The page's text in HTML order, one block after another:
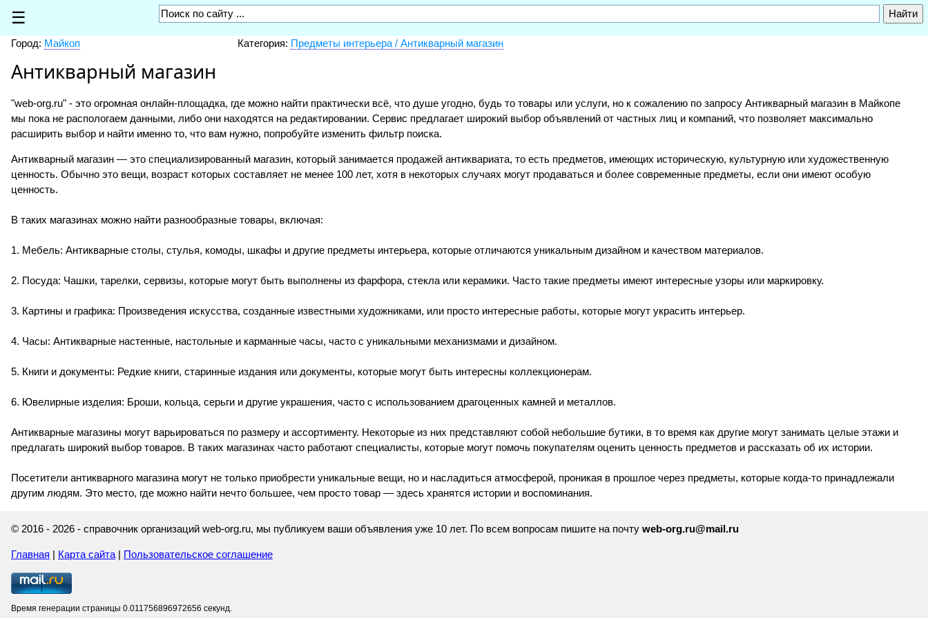
☰
Город: Майкоп Категория: Предметы интерьера / Антикварный магазин
Антикварный магазин
"web-org.ru" - это огромная онлайн-площадка, где можно найти практически всё, что душе угодно, будь то товары или услуги, но к сожалению по запросу Антикварный магазин в Майкопе
мы пока не распологаем данными, либо они находятся на редактировании. Сервис предлагает широкий выбор объявлений от частных лиц и компаний, что позволяет максимально
расширить выбор и найти именно то, что вам нужно, попробуйте изменить фильтр поиска.
Антикварный магазин — это специализированный магазин, который занимается продажей антиквариата, то есть предметов, имеющих историческую, культурную или художественную
ценность. Обычно это вещи, возраст которых составляет не менее 100 лет, хотя в некоторых случаях могут продаваться и более современные предметы, если они имеют особую
ценность.
В таких магазинах можно найти разнообразные товары, включая:
1. Мебель: Антикварные столы, стулья, комоды, шкафы и другие предметы интерьера, которые отличаются уникальным дизайном и качеством материалов.
2. Посуда: Чашки, тарелки, сервизы, которые могут быть выполнены из фарфора, стекла или керамики. Часто такие предметы имеют интересные узоры или маркировку.
3. Картины и графика: Произведения искусства, созданные известными художниками, или просто интересные работы, которые могут украсить интерьер.
4. Часы: Антикварные настенные, настольные и карманные часы, часто с уникальными механизмами и дизайном.
5. Книги и документы: Редкие книги, старинные издания или документы, которые могут быть интересны коллекционерам.
6. Ювелирные изделия: Броши, кольца, серьги и другие украшения, часто с использованием драгоценных камней и металлов.
Антикварные магазины могут варьироваться по размеру и ассортименту. Некоторые из них представляют собой небольшие бутики, в то время как другие могут занимать целые этажи и
предлагать широкий выбор товаров. В таких магазинах часто работают специалисты, которые могут помочь покупателям оценить ценность предметов и рассказать об их истории.
Посетители антикварного магазина могут не только приобрести уникальные вещи, но и насладиться атмосферой, проникая в прошлое через предметы, которые когда-то принадлежали
другим людям. Это место, где можно найти нечто большее, чем просто товар — здесь хранятся истории и воспоминания.
© 2016 - 2026 - справочник организаций web-org.ru, мы публикуем ваши объявления уже 10 лет. По всем вопросам пишите на почту web-org.ru@mail.ru
Главная | Карта сайта| Пользовательское соглашение
Время генерации страницы 0.011756896972656 секунд.